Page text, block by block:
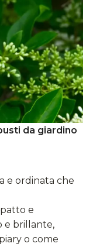
da giardino
e ordinata che
e
e brillante,
o come